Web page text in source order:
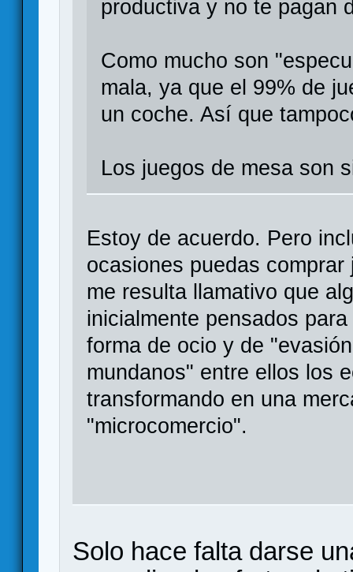
productiva y no te pagan
Como mucho son
mala, ya que el 99% de
un coche. Así que
Los juegos de mesa son
Estoy de acuerdo. Pero
ocasiones puedas
me resulta llamativo que
inicialmente pensados
forma de ocio y de
mundanos" entre ellos los
transformando en una
"microcomercio".
Solo hace falta darse